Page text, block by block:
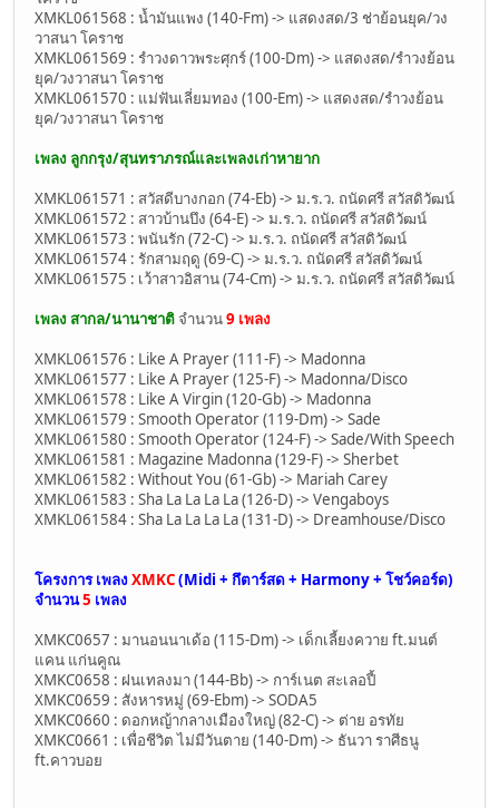
XMKL061568 : น้ำมันแพง (140-Fm) -> แสดงสด/3 ช่าย้อนยุค/วง
วาสนา โคราช
XMKL061569 : รำวงดาวพระศุกร์ (100-Dm) -> แสดงสด/รำวงย้อน
ยุค/วงวาสนา โคราช
XMKL061570 : แม่ฟันเลี่ยมทอง (100-Em) -> แสดงสด/รำวงย้อน
ยุค/วงวาสนา โคราช
เพลง ลูกกรุง/สุนทราภรณ์และเพลงเก่าหายาก
XMKL061571 : สวัสดีบางกอก (74-Eb) -> ม.ร.ว. ถนัดศรี สวัสดิวัฒน์
XMKL061572 : สาวบ้านบึง (64-E) -> ม.ร.ว. ถนัดศรี สวัสดิวัฒน์
XMKL061573 : พนันรัก (72-C) -> ม.ร.ว. ถนัดศรี สวัสดิวัฒน์
XMKL061574 : รักสามฤดู (69-C) -> ม.ร.ว. ถนัดศรี สวัสดิวัฒน์
XMKL061575 : เว้าสาวอิสาน (74-Cm) -> ม.ร.ว. ถนัดศรี สวัสดิวัฒน์
เพลง สากล/นานาชาติ จำนวน9 เพลง
XMKL061576 : Like A Prayer (111-F) -> Madonna
XMKL061577 : Like A Prayer (125-F) -> Madonna/Disco
XMKL061578 : Like A Virgin (120-Gb) -> Madonna
XMKL061579 : Smooth Operator (119-Dm) -> Sade
XMKL061580 : Smooth Operator (124-F) -> Sade/With Speech
XMKL061581 : Magazine Madonna (129-F) -> Sherbet
XMKL061582 : Without You (61-Gb) -> Mariah Carey
XMKL061583 : Sha La La La La (126-D) -> Vengaboys
XMKL061584 : Sha La La La La (131-D) -> Dreamhouse/Disco
โครงการ เพลง XMKC(Midi + กึตาร์สด + Harmony + โชว์คอร์ด)
จำนวน5 เพลง
XMKC0657 : มานอนนาเด้อ (115-Dm) -> เด็กเลี้ยงควาย ft.มนต์
แคน แก่นคูณ
XMKC0658 : ฝนเทลงมา (144-Bb) -> การ์เนต สะเลอปี้
XMKC0659 : สังหารหมู่ (69-Ebm) -> SODA5
XMKC0660 : ดอกหญ้ากลางเมืองใหญ่ (82-C) -> ต่าย อรทัย
XMKC0661 : เพื่อชีวิต ไม่มีวันตาย (140-Dm) -> ธันวา ราศีธนู
ft.คาวบอย